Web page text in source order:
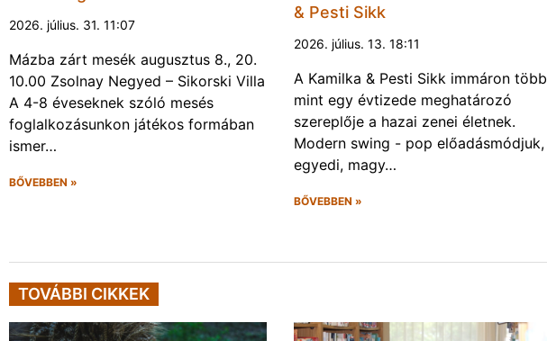
2026. július. 31. 11:07
Mázba zárt mesék augusztus 8., 20.
10.00 Zsolnay Negyed – Sikorski Villa
A 4-8 éveseknek szóló mesés
foglalkozásunkon játékos formában
ismer…
BŐVEBBEN »
& Pesti Sikk
2026. július. 13. 18:11
A Kamilka & Pesti Sikk immáron több
mint egy évtizede meghatározó
szereplője a hazai zenei életnek.
Modern swing - pop előadásmódjuk,
egyedi, magy…
BŐVEBBEN »
TOVÁBBI CIKKEK